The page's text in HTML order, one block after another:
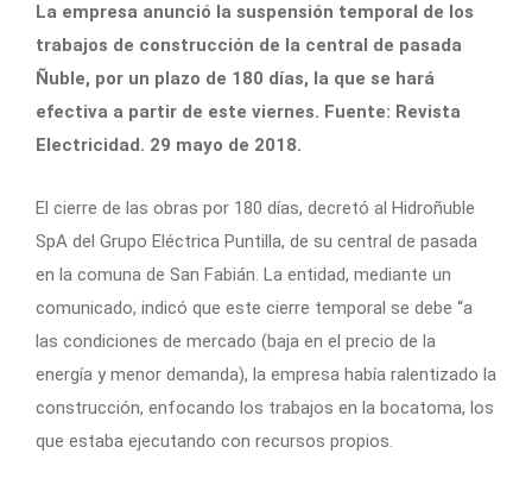
La empresa anunció la suspensión temporal de los
trabajos de construcción de la central de pasada
Ñuble, por un plazo de 180 días, la que se hará
efectiva a partir de este viernes. Fuente: Revista
Electricidad. 29 mayo de 2018.
El cierre de las obras por 180 días, decretó al Hidroñuble
SpA del Grupo Eléctrica Puntilla, de su central de pasada
en la comuna de San Fabián. La entidad, mediante un
comunicado, indicó que este cierre temporal se debe “a
las condiciones de mercado (baja en el precio de la
energía y menor demanda), la empresa había ralentizado la
construcción, enfocando los trabajos en la bocatoma, los
que estaba ejecutando con recursos propios.